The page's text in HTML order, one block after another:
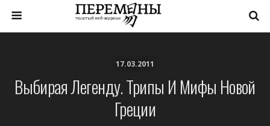
17.03.2011
Выбирая Легенду. Трипы И Мифы Новой
Греции